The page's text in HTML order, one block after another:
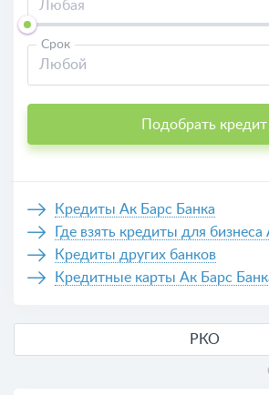
Срок
Любой
Подобрать кредит
Кредиты Ак Барс Банка
Где взять кредиты для
Кредиты других банков
Кредитные карты Ак Барс
РКО